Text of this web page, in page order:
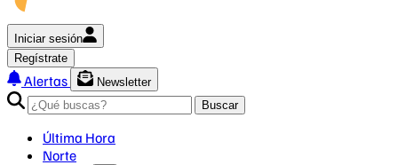
Iniciar sesión
Regístrate
Alertas
Newsletter
Buscar
Última Hora
Norte